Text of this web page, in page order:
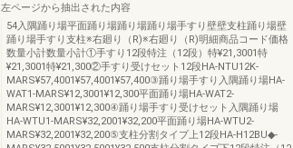
左ページから抽出された内容
54入隅踊り場平面踊り場踊り場踊り場手すり壁壁支柱踊り場壁
踊り場手すり支柱※右廻り（R)※右廻り（R)明細商品コード価格
数量小計数量小計①手すり12段特注（12段）特¥21,3001特
¥21,3001特¥21,300②手すり受けセット12段HA-NTU12K-
MARS¥57,4001¥57,4001¥57,400③踊り場手すり入隅踊り場HA-
WAT1-MARS¥12,3001¥12,300平面踊り場HA-WAT2-
MARS¥12,3001¥12,300④踊り場手すり受けセット入隅踊り場
HA-WTU1-MARS¥32,2001¥32,200平面踊り場HA-WTU2-
MARS¥32,2001¥32,200⑤支柱分割タイプ上12段HA-H12BU◆-